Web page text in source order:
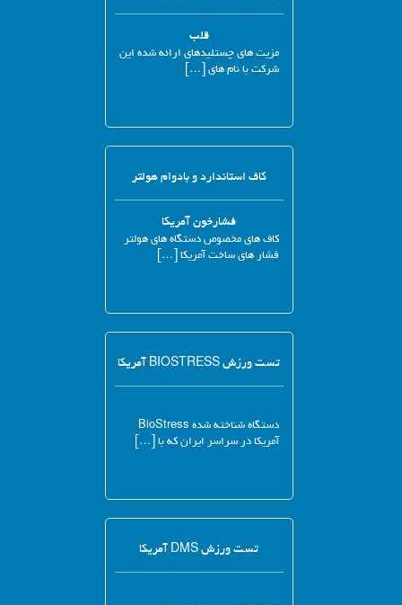
قلب
مزیت های چستلیدهای ارائه شده این
شرکت با نام های […]
کاف استاندارد و بادوام هولتر
فشارخون آمریکا
کاف های مخصوص دستگاه های هولتر
فشار های ساخت آمریکا […]
تست ورزش BIOSTRESS آمریکا
دستگاه شناخته شده BioStress
آمریکا در سراسر ایران که با […]
تست ورزش DMS آمریکا